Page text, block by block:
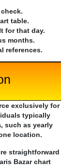
table.
for that day.
months.
references.
exclusively for
typically
such as yearly
location.
straightforward
Bazar chart